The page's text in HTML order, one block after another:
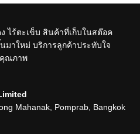
แขวงคลองมหานาค เขต
มหานคร 10100
ไร้ตะเข็บ สินค้าที่เก็บในสต๊อค
มาใหม่ บริการลูกค้าประทับใจ
คุณภาพ
Mahanak, Pomprab, Bangkok